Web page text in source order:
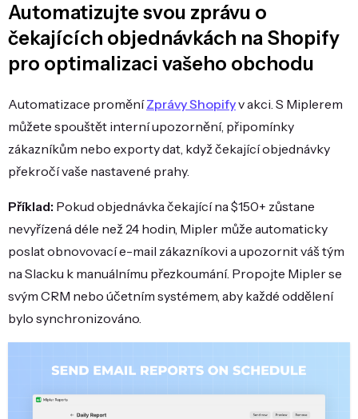
Automatizujte svou zprávu o
čekajících objednávkách na Shopify
pro optimalizaci vašeho obchodu
Automatizace proměníZprávy Shopifyv akci. S Miplerem
můžete spouštět interní upozornění, připomínky
zákazníkům nebo exporty dat, když čekající objednávky
překročí vaše nastavené prahy.
Příklad: Pokud objednávka čekající na $150+ zůstane
nevyřízená déle než 24 hodin, Mipler může automaticky
poslat obnovovací e-mail zákazníkovi a upozornit váš tým
na Slacku k manuálnímu přezkoumání. Propojte Mipler se
svým CRM nebo účetním systémem, aby každé oddělení
bylo synchronizováno.